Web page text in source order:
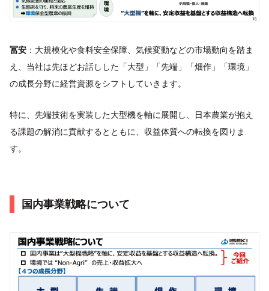
冨安 ：大規模化や食料安全保障、気候変動などの市場動向を踏ま
え、当社は先ほどお話しした「大型」「先端」「畑作」「環境」
の成長分野に経営資源をシフトしていきます。
特に、先端技術を実装した大型機を軸に展開し、日本農業が抱え
る課題の解消に貢献するとともに、収益体質への転換を図りま
す。
国内事業戦略について